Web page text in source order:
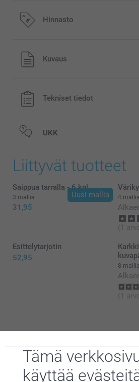
Tämä
käyttää
Hinnasto
Kaikki hinnat ovat euroina, sisältävät
eivät sisällä postikuluja.
Kuvaus
Tekniset tiedot
Vinkki:
UKK
Liittyvät tuotteet
Uusi mallia
Saippua tarralla - 6 kpl
3 mallia
31,95
4 mallia
(1
Esittelytarjotin
52,95
8 mallia
(1
Miksi